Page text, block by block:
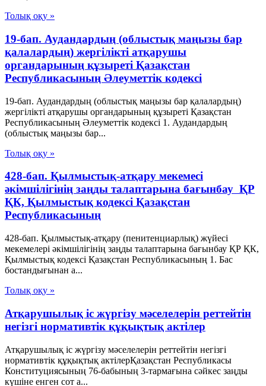
Толық оқу »
19-бап. Аудандардың (облыстық маңызы бар
қалалардың) жергілікті атқарушы
органдарының құзыреті Қазақстан
Республикасының Әлеуметтік кодексі
19-бап. Аудандардың (облыстық маңызы бар қалалардың)
жергілікті атқарушы органдарының құзыреті Қазақстан
Республикасының Әлеуметтік кодексі 1. Аудандардың
(облыстық маңызы бар...
Толық оқу »
428-бап. Қылмыстық-атқару мекемесі
әкімшілігінің заңды талаптарына бағынбау ҚР
ҚК, Қылмыстық кодексi Қазақстан
Республикасының
428-бап. Қылмыстық-атқару (пенитенциарлық) жүйесі
мекемелері әкімшілігінің заңды талаптарына бағынбау ҚР ҚК,
Қылмыстық кодексi Қазақстан Республикасының 1. Бас
бостандығынан а...
Толық оқу »
Атқарушылық іс жүргізу мәселелерін реттейтін
негізгі нормативтік құқықтық актілер
Атқарушылық іс жүргізу мәселелерін реттейтін негізгі
нормативтік құқықтық актілерҚазақстан Республикасы
Конституциясының 76-бабының 3-тармағына сәйкес заңды
күшіне енген сот а...